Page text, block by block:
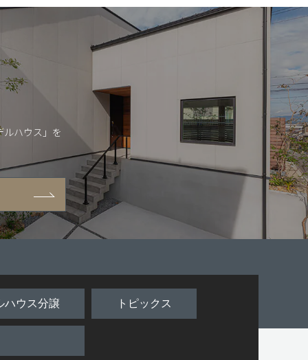
ハウス」を
ハウス分譲 トピックス